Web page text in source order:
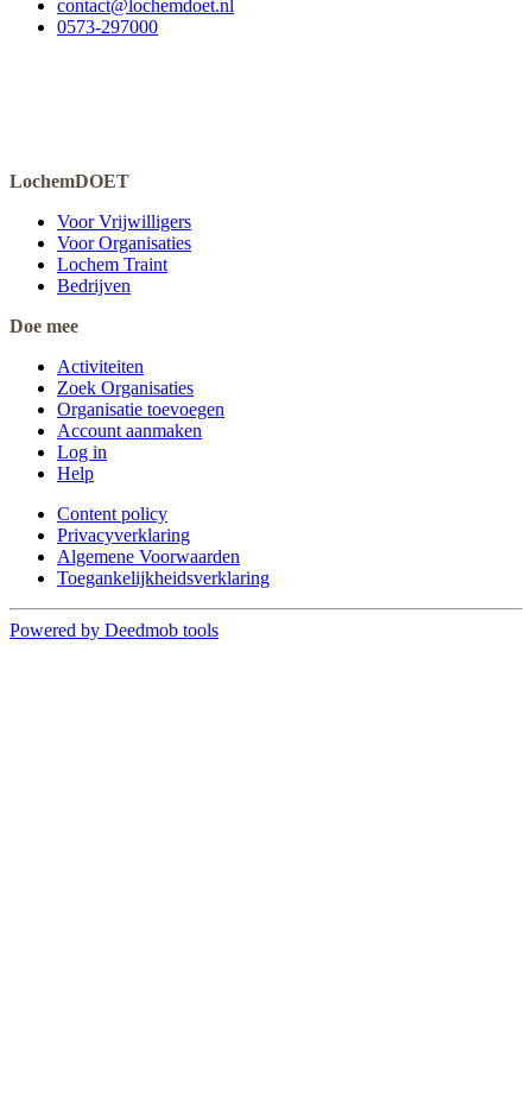
contact@lochemdoet.nl
0573-297000
LochemDOET
Voor Vrijwilligers
Voor Organisaties
Lochem Traint
Bedrijven
Doe mee
Activiteiten
Zoek Organisaties
Organisatie toevoegen
Account aanmaken
Log in
Help
Content policy
Privacyverklaring
Algemene Voorwaarden
Toegankelijkheidsverklaring
Powered by Deedmob tools